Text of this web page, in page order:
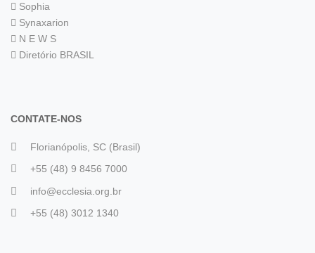
Sophia
Synaxarion
N E W S
Diretório BRASIL
CONTATE-NOS
Florianópolis, SC (Brasil)
+55 (48) 9 8456 7000
info@ecclesia.org.br
+55 (48) 3012 1340